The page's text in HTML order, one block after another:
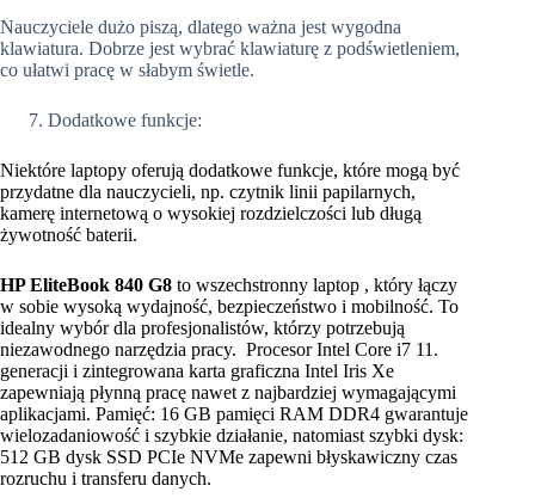
Nauczyciele dużo piszą, dlatego ważna jest wygodna
klawiatura. Dobrze jest wybrać klawiaturę z podświetleniem,
co ułatwi pracę w słabym świetle.
Dodatkowe funkcje:
Niektóre laptopy oferują dodatkowe funkcje, które mogą być
przydatne dla nauczycieli, np. czytnik linii papilarnych,
kamerę internetową o wysokiej rozdzielczości lub długą
żywotność baterii.
HP EliteBook 840 G8 to wszechstronny laptop , który łączy
w sobie wysoką wydajność, bezpieczeństwo i mobilność. To
idealny wybór dla profesjonalistów, którzy potrzebują
niezawodnego narzędzia pracy. Procesor Intel Core i7 11.
generacji i zintegrowana karta graficzna Intel Iris Xe
zapewniają płynną pracę nawet z najbardziej wymagającymi
aplikacjami. Pamięć: 16 GB pamięci RAM DDR4 gwarantuje
wielozadaniowość i szybkie działanie, natomiast szybki dysk:
512 GB dysk SSD PCIe NVMe zapewni błyskawiczny czas
rozruchu i transferu danych.